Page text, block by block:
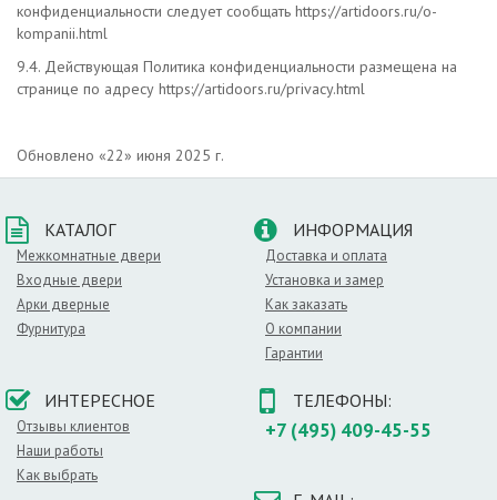
конфиденциальности следует сообщать https://artidoors.ru/o-
kompanii.html
9.4. Действующая Политика конфиденциальности размещена на
странице по адресу https://artidoors.ru/privacy.html
Обновлено «22» июня 2025 г.
КАТАЛОГ
Межкомнатные двери
Входные двери
Арки дверные
Фурнитура
ИНФОРМАЦИЯ
Доставка и оплата
Установка и замер
Как заказать
О компании
Гарантии
ИНТЕРЕСНОЕ
Отзывы клиентов
Наши работы
Как выбрать
ТЕЛЕФОНЫ:
+7 (495) 409-45-55